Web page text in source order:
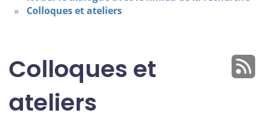
Colloques et ateliers
Colloques et
ateliers